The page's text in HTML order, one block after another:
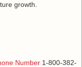
growth.
Number 1-800-382-